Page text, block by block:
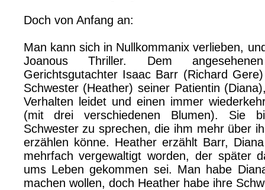
Doch von Anfang an:
Man kann sich in Nullkommanix verlieben,
Joanous Thriller. Dem
Gerichtsgutachter Isaac Barr (Richard
Schwester (Heather) seiner Patientin
Verhalten leidet und einen immer
(mit drei verschiedenen Blumen). Sie
Schwester zu sprechen, die ihm mehr über
erzählen könne. Heather erzählt Barr,
mehrfach vergewaltigt worden, der später
ums Leben gekommen sei. Man habe
machen wollen, doch Heather habe ihre